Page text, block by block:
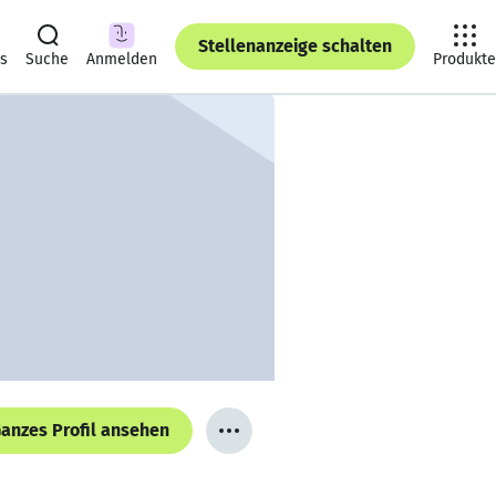
Suche Anmelden
Stellenanzeige schalten
Produkte
Profil ansehen